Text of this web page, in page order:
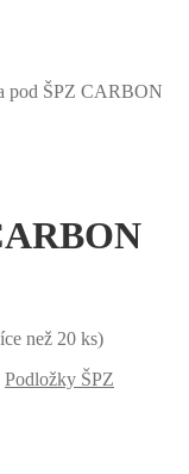
pod ŠPZ CARBON
než 20 ks)
Podložky ŠPZ